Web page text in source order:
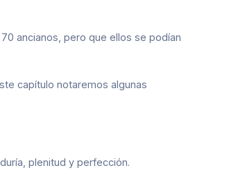
ancianos, pero que ellos se podían
capítulo notaremos algunas
plenitud y perfección.